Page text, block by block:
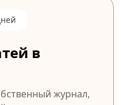
в
журнал,